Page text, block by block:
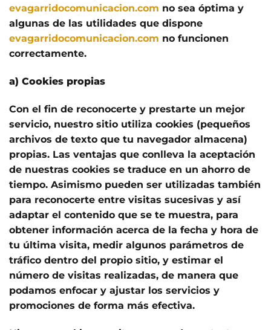
evagarridocomunicacion.com no sea óptima y
algunas de las utilidades que dispone
evagarridocomunicacion.com no funcionen
correctamente.
a) Cookies propias
Con el fin de reconocerte y prestarte un mejor
servicio, nuestro sitio utiliza cookies (pequeños
archivos de texto que tu navegador almacena)
propias. Las ventajas que conlleva la aceptación
de nuestras cookies se traduce en un ahorro de
tiempo. Asimismo pueden ser utilizadas también
para reconocerte entre visitas sucesivas y así
adaptar el contenido que se te muestra, para
obtener información acerca de la fecha y hora de
tu última visita, medir algunos parámetros de
tráfico dentro del propio sitio, y estimar el
número de visitas realizadas, de manera que
podamos enfocar y ajustar los servicios y
promociones de forma más efectiva.